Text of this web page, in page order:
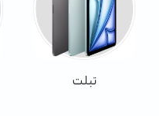
تبلت